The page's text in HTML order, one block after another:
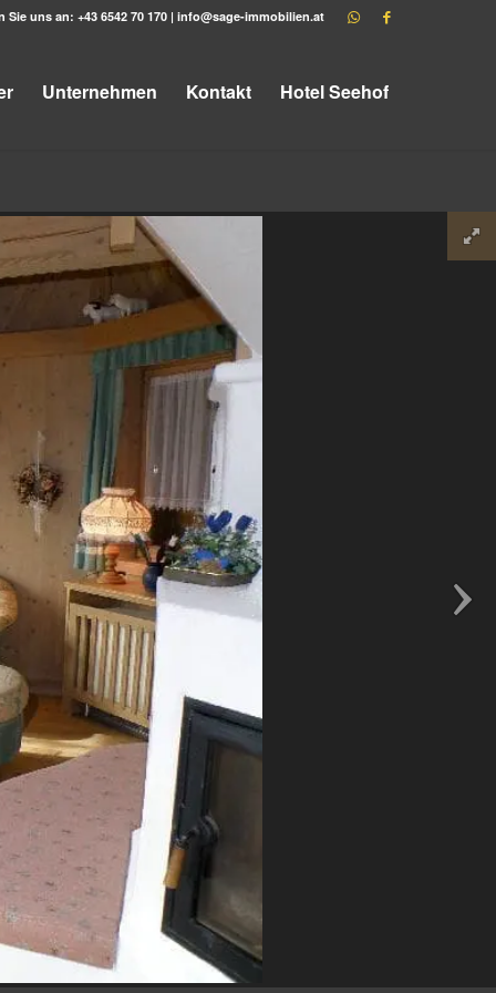
Sie uns an: +43 6542 70 170 | info@sage-immobilien.at
Unternehmen Kontakt Hotel Seehof